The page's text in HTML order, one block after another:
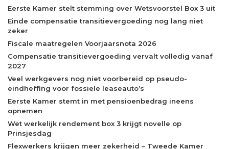
Eerste Kamer stelt stemming over Wetsvoorstel Box 3 uit
Einde compensatie transitievergoeding nog lang niet
zeker
Fiscale maatregelen Voorjaarsnota 2026
Compensatie transitievergoeding vervalt volledig vanaf
2027
Veel werkgevers nog niet voorbereid op pseudo-
eindheffing voor fossiele leaseauto’s
Eerste Kamer stemt in met pensioenbedrag ineens
opnemen
Wet werkelijk rendement box 3 krijgt novelle op
Prinsjesdag
Flexwerkers krijgen meer zekerheid – Tweede Kamer